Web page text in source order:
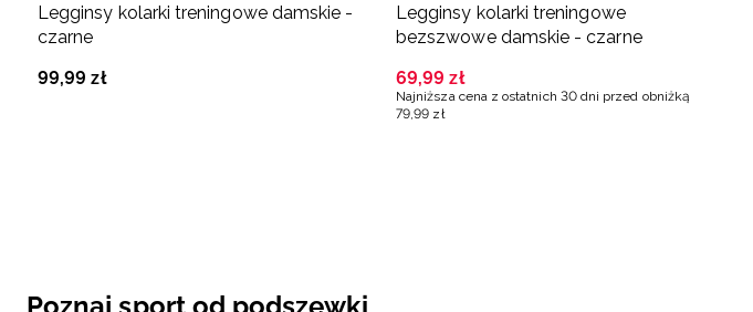
Legginsy kolarki treningowe damskie -
czarne
99,99 zł
Legginsy kolarki treningowe
bezszwowe damskie - czarne
69,99 zł
Najniższa cena z ostatnich 30 dni przed obniżką
79,99 zł